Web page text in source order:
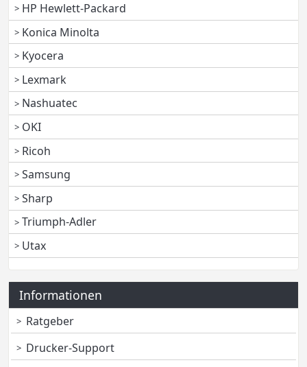
HP Hewlett-Packard
Konica Minolta
Kyocera
Lexmark
Nashuatec
OKI
Ricoh
Samsung
Sharp
Triumph-Adler
Utax
Informationen
Ratgeber
Drucker-Support